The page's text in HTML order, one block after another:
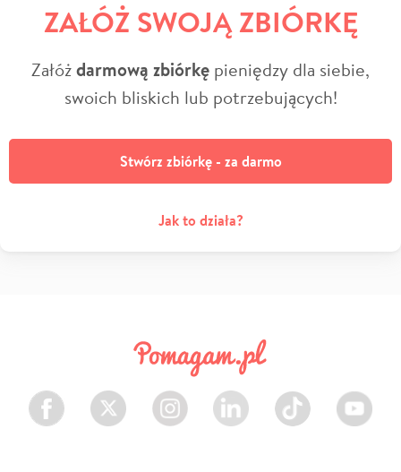
ZAŁÓŻ SWOJĄ ZBIÓRKĘ
Załóżdarmową zbiórkę pieniędzy dla siebie,
swoich bliskich lub potrzebujących!
Stwórz zbiórkę - za darmo
Jak to działa?
Facebook Twitter Instagram LinkedIn TikTok Youtube